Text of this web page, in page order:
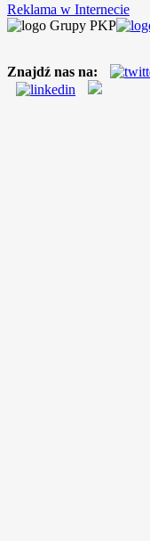
Reklama w Internecie
Znajdź nas na: